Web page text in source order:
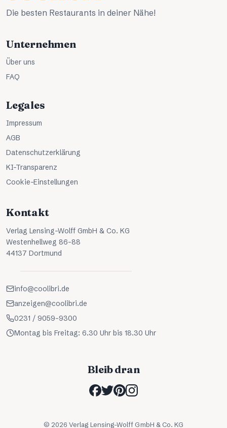
Die besten Restaurants in deiner Nähe!
Unternehmen
Über uns
FAQ
Legales
Impressum
AGB
Datenschutzerklärung
KI-Transparenz
Cookie-Einstellungen
Kontakt
Verlag Lensing-Wolff GmbH & Co. KG
Westenhellweg 86-88
44137 Dortmund
info@coolibri.de
anzeigen@coolibri.de
0231 / 9059-9300
Montag bis Freitag: 6.30 Uhr bis 18.30 Uhr
Bleib dran
© 2026 Verlag Lensing-Wolff GmbH & Co. KG